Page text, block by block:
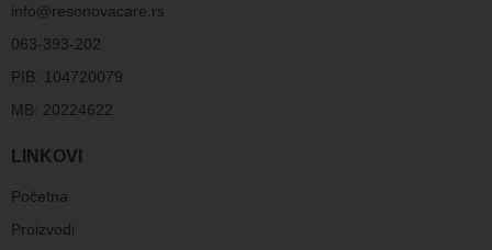
info@resonovacare.rs
063-393-202
PIB: 104720079
MB: 20224622
LINKOVI
Početna
Proizvodi